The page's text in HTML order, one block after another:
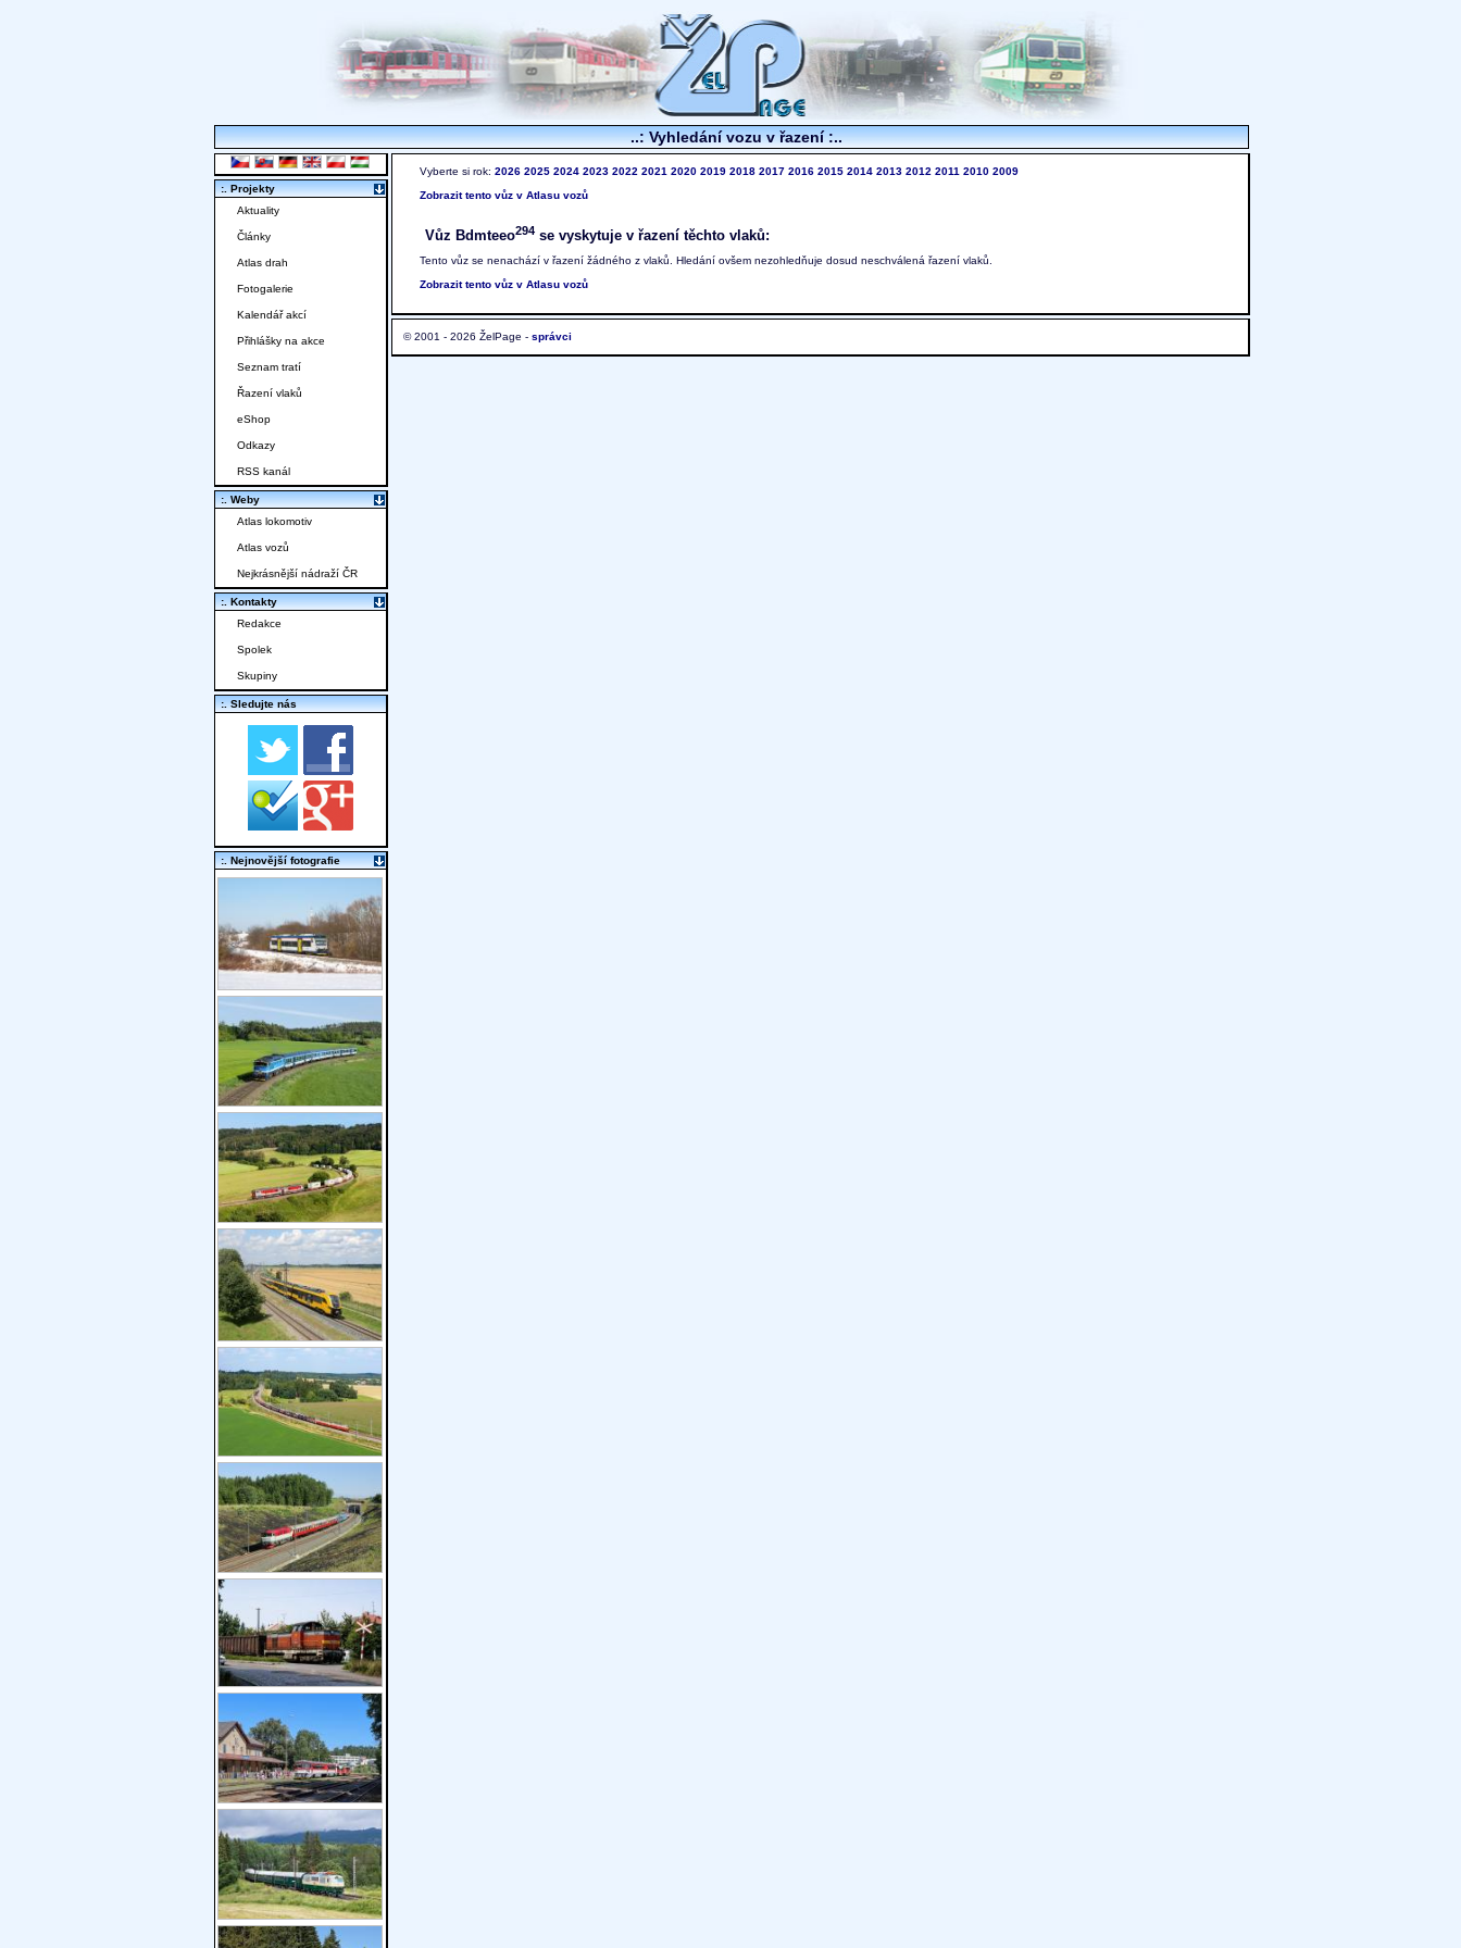
..: Vyhledání vozu v řazení :..
Vyberte si rok: 2026 2025 2024 2023 2022 2021 2020 2019 2018 2017 2016 2015 2014 2013 2012 2011 2010 2009
Zobrazit tento vůz v Atlasu vozů
Vůz Bdmteeo294 se vyskytuje v řazení těchto vlaků:
Tento vůz se nenachází v řazení žádného z vlaků. Hledání ovšem nezohledňuje dosud neschválená řazení vlaků.
Zobrazit tento vůz v Atlasu vozů
© 2001 - 2026 ŽelPage - správci
:. Projekty
Aktuality
Články
Atlas drah
Fotogalerie
Kalendář akcí
Přihlášky na akce
Seznam tratí
Řazení vlaků
eShop
Odkazy
RSS kanál
:. Weby
Atlas lokomotiv
Atlas vozů
Nejkrásnější nádraží ČR
:. Kontakty
Redakce
Spolek
Skupiny
:. Sledujte nás
:. Nejnovější fotografie